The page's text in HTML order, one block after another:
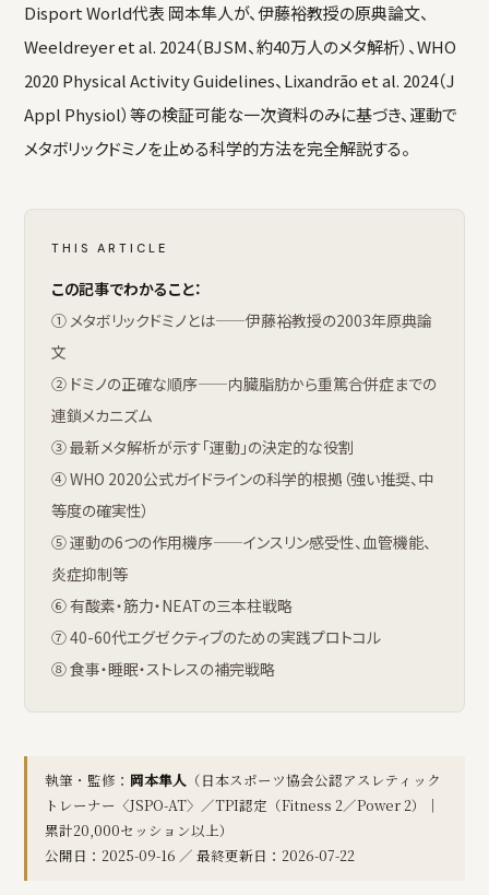
Disport World代表 岡本隼人が、伊藤裕教授の原典論文、
Weeldreyer et al. 2024（BJSM、約40万人のメタ解析）、WHO
2020 Physical Activity Guidelines、Lixandrão et al. 2024（J
Appl Physiol）等の検証可能な一次資料のみに基づき、運動で
メタボリックドミノを止める科学的方法を完全解説する。
THIS ARTICLE
この記事でわかること：
① メタボリックドミノとは——伊藤裕教授の2003年原典論
文
② ドミノの正確な順序——内臓脂肪から重篤合併症までの
連鎖メカニズム
③ 最新メタ解析が示す「運動」の決定的な役割
④ WHO 2020公式ガイドラインの科学的根拠（強い推奨、中
等度の確実性）
⑤ 運動の6つの作用機序——インスリン感受性、血管機能、
炎症抑制等
⑥ 有酸素・筋力・NEATの三本柱戦略
⑦ 40-60代エグゼクティブのための実践プロトコル
⑧ 食事・睡眠・ストレスの補完戦略
執筆・監修： 岡本隼人 （日本スポーツ協会公認アスレティック
トレーナー〈JSPO-AT〉／TPI認定（Fitness 2／Power 2）｜
累計20,000セッション以上）
公開日：2025-09-16 ／ 最終更新日：2026-07-22